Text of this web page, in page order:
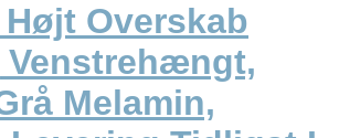
Overskab
Venstrehængt,
Melamin,